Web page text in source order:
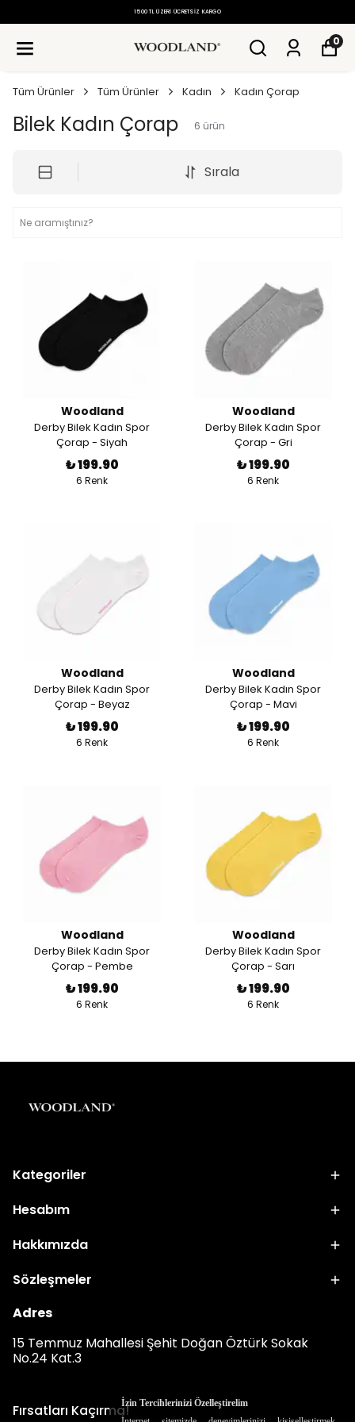
1500 TL ÜZERI ÜCRETSIZ KARGO
0
İzin Tercihlerinizi Özelleştirelim
Tüm Ürünler Tüm Ürünler Kadın Kadın Çorap
Bilek Kadın Çorap 6 ürün
Sırala
Woodland
Derby Bilek Kadın Spor
Çorap - Siyah
₺ 199.90
6 Renk
Woodland
Derby Bilek Kadın Spor
Çorap - Gri
₺ 199.90
6 Renk
Woodland
Derby Bilek Kadın Spor
Çorap - Beyaz
₺ 199.90
6 Renk
Woodland
Derby Bilek Kadın Spor
Çorap - Mavi
₺ 199.90
6 Renk
Woodland
Derby Bilek Kadın Spor
Çorap - Pembe
₺ 199.90
6 Renk
Woodland
Derby Bilek Kadın Spor
Çorap - Sarı
₺ 199.90
6 Renk
Kategoriler
Hesabım
Hakkımızda
Sözleşmeler
Adres
15 Temmuz Mahallesi Şehit Doğan Öztürk Sokak
No.24 Kat.3
Fırsatları Kaçırma!